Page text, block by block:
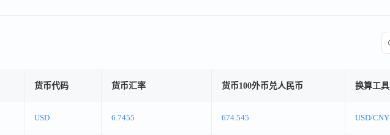
货币代码 货币汇率 货币100外币兑人民币 换算工具
USD 6.7455 674.545 USD/CNY